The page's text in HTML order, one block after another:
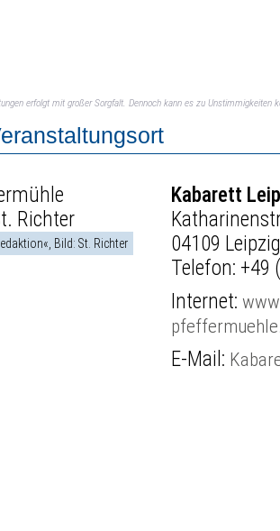
erfolgt mit großer Sorgfalt. Dennoch kann es zu
Bild: St. Richter
Kabarett
04109 Leipzig
Telefon: +49
Internet:
E-Mail: